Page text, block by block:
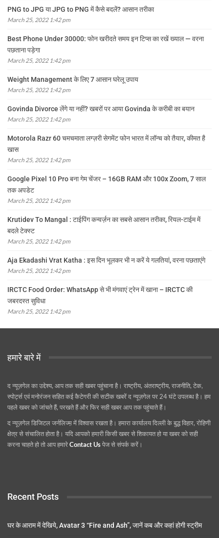
PNG to JPG या JPG to PNG में कैसे बदलें? आसान तरीका
March 25, 2022 1:42 pm
Best Phone Under 30000: फोन खरीदते समय इन टिप्स का रखें ख्याल — वरना
पछताना पड़ेगा
March 25, 2022 1:42 pm
Weight Management के लिए 7 आसान घरेलू उपाय
March 25, 2022 1:42 pm
Govinda Divorce लेंगे या नहीं? खबरों पर आया Govinda के करीबी का बयान
March 25, 2022 1:42 pm
Motorola Razr 60 चमचमाता लग्ज़री सेगमेंट फोन भारत में लॉन्च को तैयार, कीमत है
खास
March 25, 2022 1:42 pm
Google Pixel 10 Pro बना गेम चेंजर – 16GB RAM और 100x Zoom, 7 साल
तक अपडेट
March 25, 2022 1:42 pm
Krutidev To Mangal : टाईपिंग कन्वर्ज़न का सबसे आसान तरीका, रियल-टाईम में
बदले टेक्स्ट
March 25, 2022 1:42 pm
Aja Ekadashi Vrat Katha : इस दिन भूलकर भी न करें ये गलतियां, वरना पछताएंगे
March 25, 2022 1:42 pm
IRCTC Food Order: WhatsApp से भी मंगवाएं ट्रेन में खाना – IRCTC की
जबरदस्त सुविधा
March 25, 2022 1:42 pm
हमारे बारे में
द न्यूज़गेल का उद्देश्य, आप तक सही खबर पहुंचाना है। राष्ट्रीय, अंतराष्ट्रीय, राजनीति, टेक,
स्पोर्ट्स एवं मनोरंजन सहित कई कैटेगरी की सटीक खबरें द न्यूज़गेल पर 24 घंटे उपलब्ध है। हम
पहले खबर को जांचते हैं, परखते हैं और फिर सही खबर आप तक पहुंचाते हैं।
द न्यूज़गेल डिजिटल जर्नलिज्म़ में विश्वास रखता है। हमारा कार्यालय दिल्ली के बुद्ध विहार, रोहिणी
क्षेत्र से संचालित होता है। यदि आपको हमारी किसी खबर से शिकायत हो या खबर को सही
करना चाहते हो तो आप हमारेContact Usपेज से संपर्क करें।
Recent Posts
घर के आराम में देखिये, Avatar 3 “Fire and Ash”, जानें कब और कहां होगी स्ट्रीम